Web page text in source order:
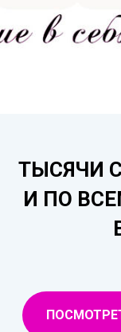
ТЫСЯЧИ
И ПО